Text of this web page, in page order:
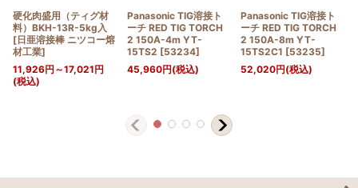
硬化肉盛用（ティグ材
料）BKH-13R-5kg入
[日亜溶接棒 ニツコー熔
材工業]
11,926円 ～17,021円
(税込)
Panasonic TIG溶接ト
ーチ RED TIG TORCH
2 150A-4m YT-
15TS2 [53234]
45,960円(税込)
Panasonic TIG溶接ト
ーチ RED TIG TORCH
2 150A-8m YT-
15TS2C1 [53235]
52,020円(税込)